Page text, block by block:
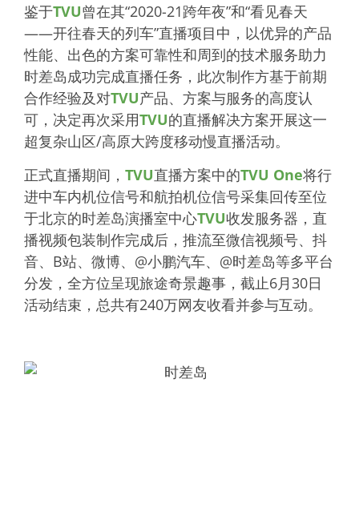
鉴于TVU曾在其“2020-21跨年夜”和“看见春天
——开往春天的列车”直播项目中，以优异的产品
性能、出色的方案可靠性和周到的技术服务助力
时差岛成功完成直播任务，此次制作方基于前期
合作经验及对TVU产品、方案与服务的高度认
可，决定再次采用TVU的直播解决方案开展这一
超复杂山区/高原大跨度移动慢直播活动。
正式直播期间， TVU直播方案中的TVU One将行
进中车内机位信号和航拍机位信号采集回传至位
于北京的时差岛演播室中心TVU收发服务器，直
播视频包装制作完成后，推流至微信视频号、抖
音、B站、微博、@小鹏汽车、@时差岛等多平台
分发，全方位呈现旅途奇景趣事，截止6月30日
活动结束，总共有240万网友收看并参与互动。